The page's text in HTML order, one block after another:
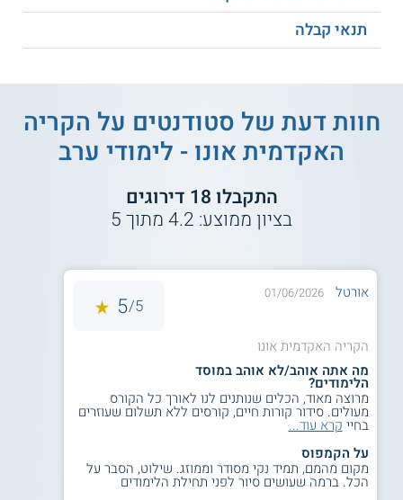
ערב. לימודים אלו נערכים בהיקף של שלושה ערבים בשבוע
(16:00-22:00).
תנאי קבלה
חוות דעת של סטודנטים על הקריה
האקדמית אונו - לימודי ערב
התקבלו 18 דירוגים
בציון ממוצע: 4.2מתוך5
אורטל 01/06/2026
5/
5
הקריה האקדמית אונו
מה אתה אוהב/לא אוהב במוסד
הלימודים?
מרוצה מאוד, הכלים שנותנים לנו לאורך כל הקורס
מעולים. סידור קורות חיים, קורסים ללא תשלום שעוזרים
בחיי קרא עוד...
על הקמפוס
מקום מהמם, תמיד נקי מסודר וממוזג. שילוט, הסבר על
הכל. ברמה שעושים סיור לפני תחילת הלימודים